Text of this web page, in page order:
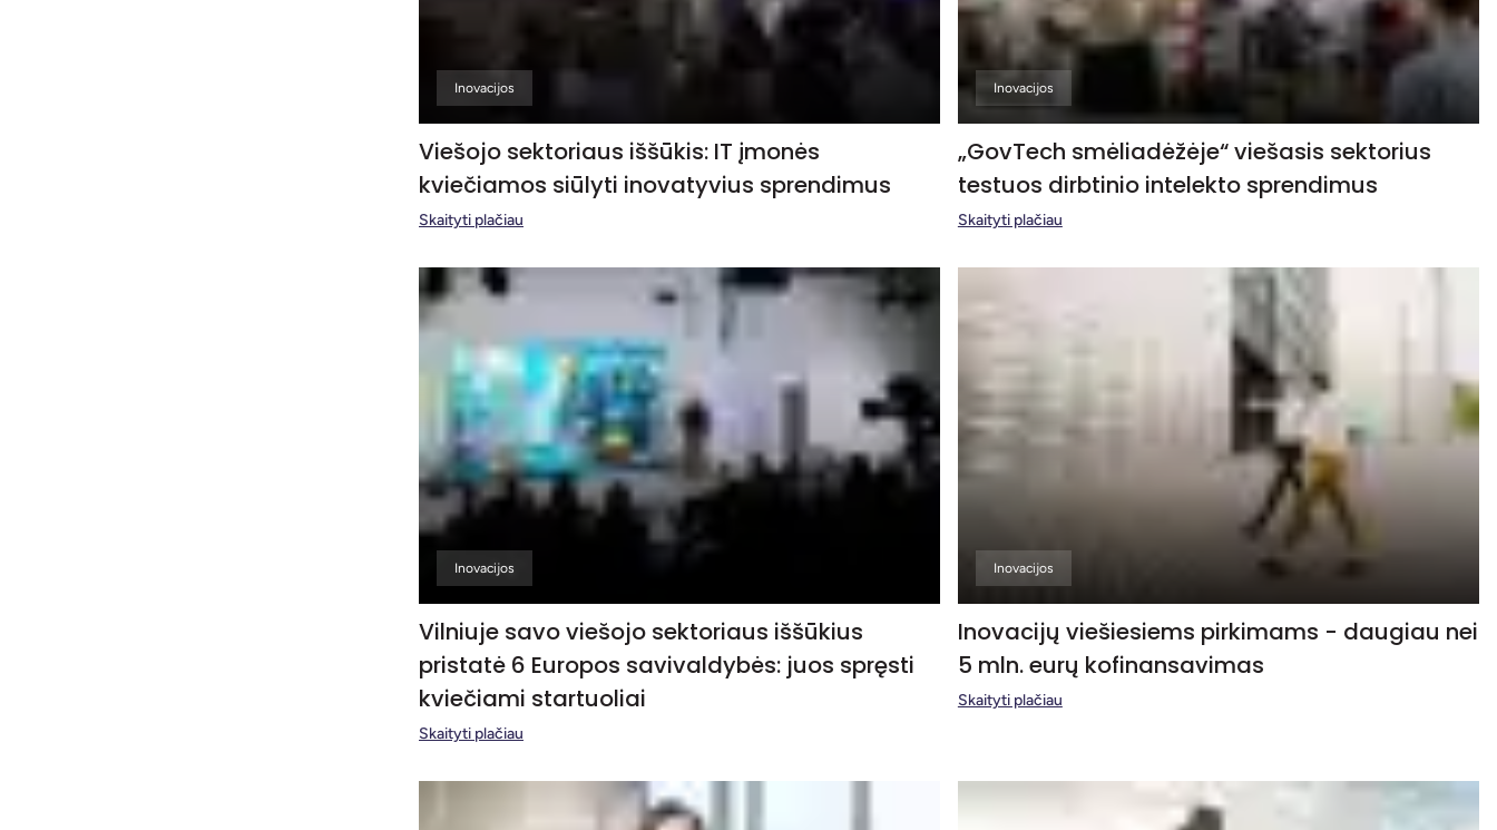
Inovacijos
Viešojo sektoriaus iššūkis: IT įmonės
kviečiamos siūlyti inovatyvius sprendimus
Skaityti plačiau
Inovacijos
„GovTech smėliadėžėje“ viešasis sektorius
testuos dirbtinio intelekto sprendimus
Skaityti plačiau
Inovacijos
Vilniuje savo viešojo sektoriaus iššūkius
pristatė 6 Europos savivaldybės: juos spręsti
kviečiami startuoliai
Skaityti plačiau
Inovacijos
Inovacijų viešiesiems pirkimams - daugiau nei
5 mln. eurų kofinansavimas
Skaityti plačiau